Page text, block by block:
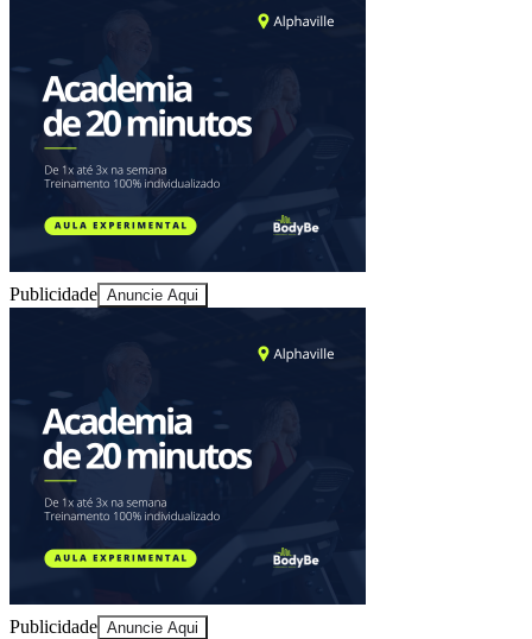
Bragantino
Publicidade Anuncie Aqui
Publicidade Anuncie Aqui